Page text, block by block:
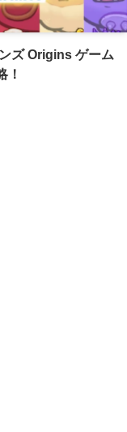
ズ Origins ゲーム
！